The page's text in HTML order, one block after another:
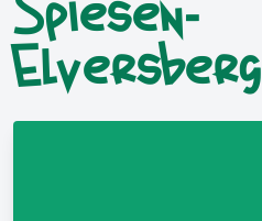
Spiesen-
Elversberg